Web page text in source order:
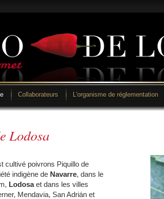
Collaborateurs L'organisme de réglementation
Lodosa
cultivé poivrons Piquillo de
indigène de Navarre, dans le
Lodosaet dans les villes
Mendavia, San Adrián et